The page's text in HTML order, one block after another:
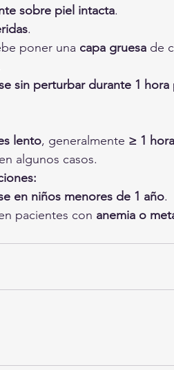
sobre piel intacta.
.
poner una capa gruesa de
sin perturbar durante 1 hora
lento, generalmente ≥ 1 hora
algunos casos.
en niños menores de 1 año.
pacientes con anemia o